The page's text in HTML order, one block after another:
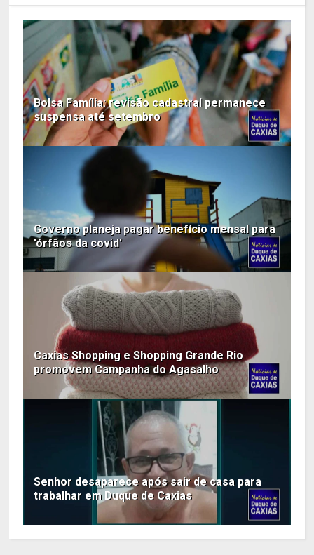
Bolsa Família: revisão cadastral permanece
suspensa até setembro
Governo planeja pagar benefício mensal para
'órfãos da covid'
Caxias Shopping e Shopping Grande Rio
promovem Campanha do Agasalho
Senhor desaparece após sair de casa para
trabalhar em Duque de Caxias